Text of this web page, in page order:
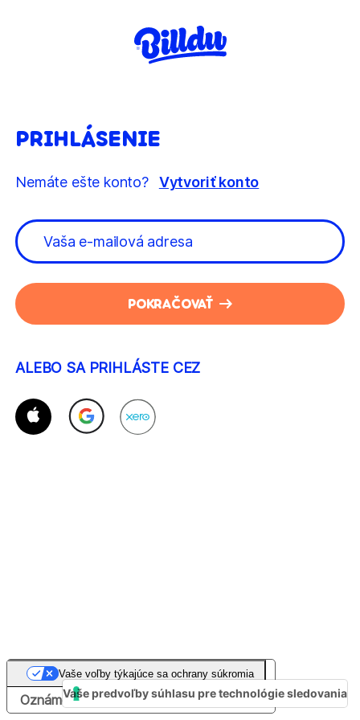
PRIHLÁSENIE
Nemáte ešte konto? Vytvoriť konto
POKRAČOVAŤ
ALEBO SA PRIHLÁSTE CEZ
Oznámenie pri zbere
Vaše voľby týkajúce sa ochrany súkromia
Vaše predvoľby súhlasu pre technológie sledovania